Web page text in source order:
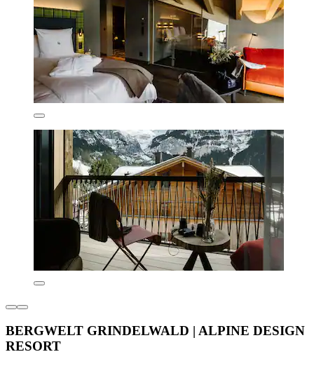
BERGWELT GRINDELWALD | ALPINE DESIGN
RESORT